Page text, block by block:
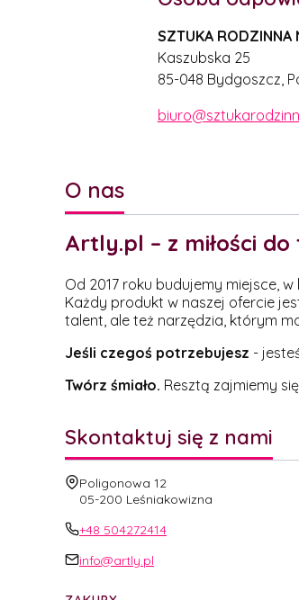
SZTUKA
Kaszubska 25
85-048 Bydgoszcz,
O nas
Artly.pl – z miłości
Od 2017 roku budujemy miejsce,
Każdy produkt w naszej ofercie
talent, ale też narzędzia, którym
Jeśli czegoś potrzebujesz -
Twórz śmiało. Resztą zajmiemy
Skontaktuj się z nami
Adres:
Poligonowa 12
05-200 Leśniakowizna
+48 504272414
info@artly.pl
Linki w stopce